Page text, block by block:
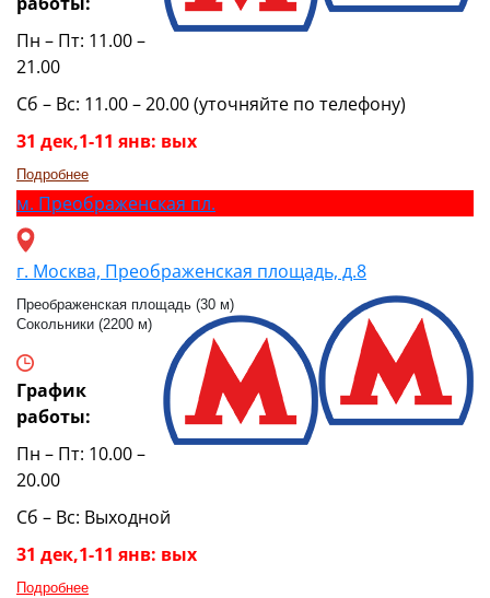
Пн – Пт: 11.00 –
21.00
Сб – Вс: 11.00 – 20.00 (уточняйте по телефону)
31 дек,1-11 янв: вых
Подробнее
м. Преображенская пл.
г. Москва, Преображенская площадь, д.8
Преображенская площадь (30 м)
Сокольники (2200 м)
График
работы:
Пн – Пт: 10.00 –
20.00
Сб – Вс: Выходной
31 дек,1-11 янв: вых
Подробнее